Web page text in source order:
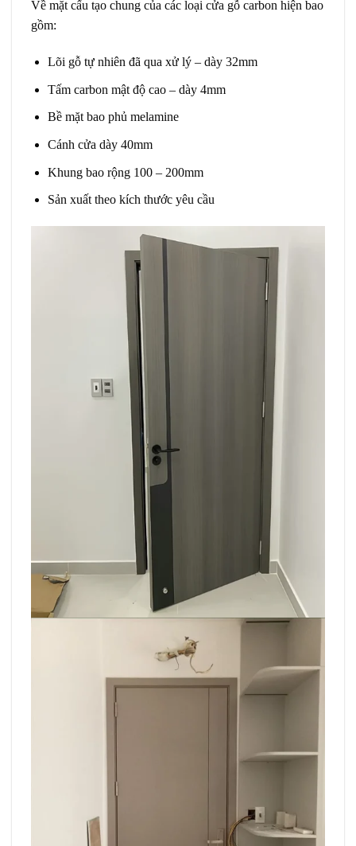
Về mặt cấu tạo chung của các loại cửa gỗ carbon hiện bao
gồm:
Lõi gỗ tự nhiên đã qua xử lý – dày 32mm
Tấm carbon mật độ cao – dày 4mm
Bề mặt bao phủ melamine
Cánh cửa dày 40mm
Khung bao rộng 100 – 200mm
Sản xuất theo kích thước yêu cầu